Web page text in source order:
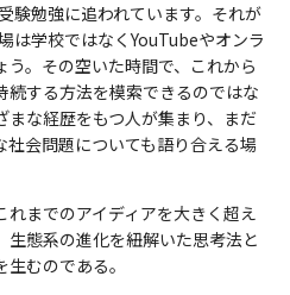
験勉強に追われています。それが
は学校ではなくYouTubeやオンラ
。その空いた時間で、これから
続する方法を模索できるのではな
な経歴をもつ人が集まり、まだ
会問題についても語り合える場
までのアイディアを大きく超え
態系の進化を紐解いた思考法と
むのである。